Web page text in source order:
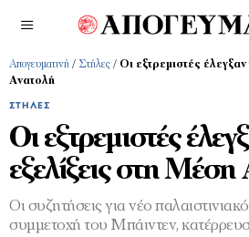
Απογευματινή / Στήλες / Οι εξτρεμιστές
Ανατολή
ΣΤΉΛΕΣ
Οι εξτρεμιστές
εξελίξεις στη
Οι συζητήσεις για νέο
συμμετοχή του Μπάιντεν,